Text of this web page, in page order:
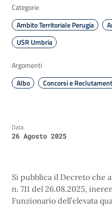
Categorie
Ambito Territoriale Perugia
USR Umbria
Argomenti
Albo
Concorsi e
Data:
26 Agosto 2025
Si pubblica il Decreto che
n. 711 del 26.08.2025,
Funzionario dell’elevata